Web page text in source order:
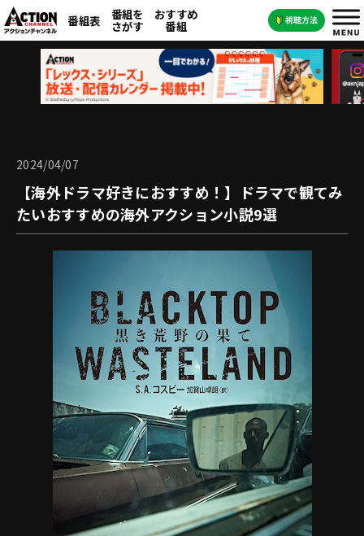
番組表 番組を
さがす
おすすめ
番組
2024/04/07
【海外ドラマ好きにおすすめ！】ドラマで観てみ
たいおすすめの海外アクション小説9選